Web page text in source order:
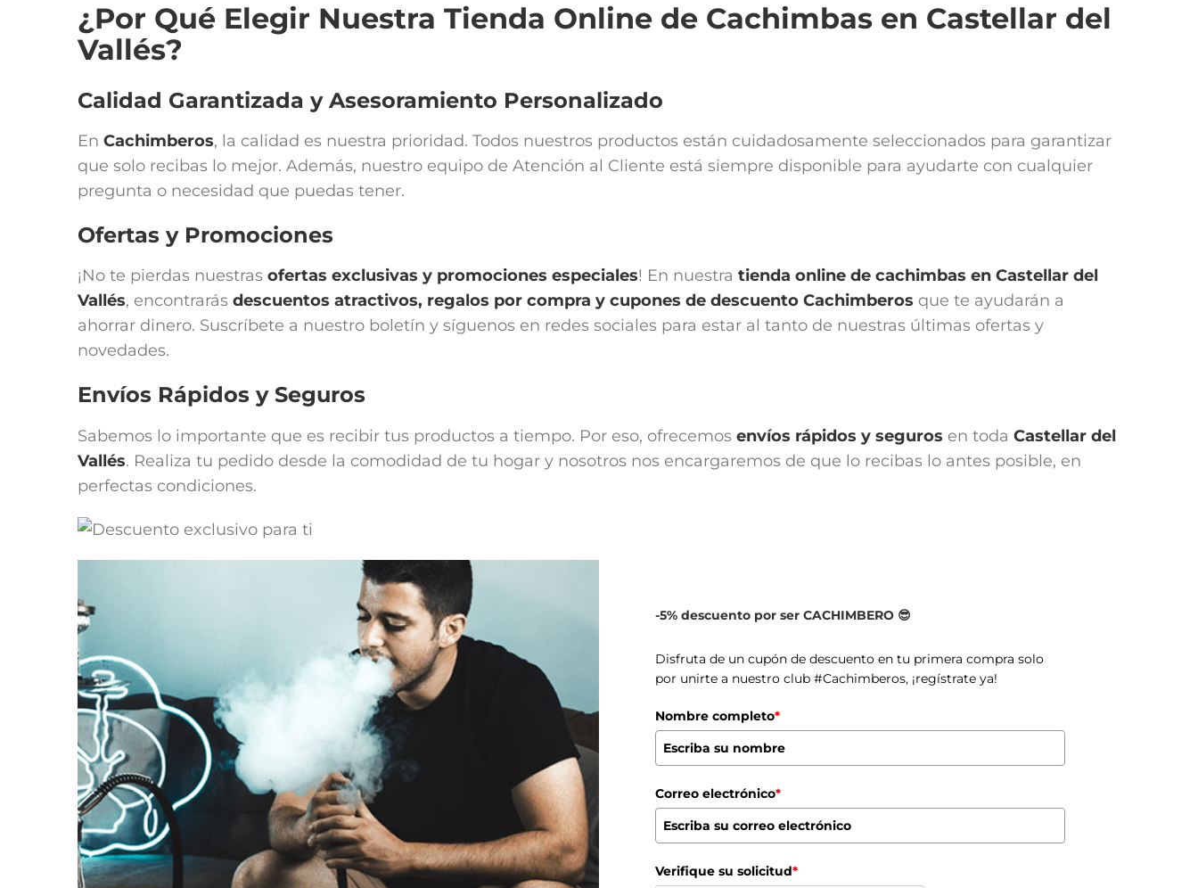
¿Por Qué Elegir Nuestra Tienda Online de Cachimbas en Castellar del
Vallés?
Calidad Garantizada y Asesoramiento Personalizado
En Cachimberos, la calidad es nuestra prioridad. Todos nuestros productos están cuidadosamente seleccionados para garantizar
que solo recibas lo mejor. Además, nuestro equipo de Atención al Cliente está siempre disponible para ayudarte con cualquier
pregunta o necesidad que puedas tener.
Ofertas y Promociones
¡No te pierdas nuestras ofertas exclusivas y promociones especiales! En nuestra tienda online de cachimbas en Castellar del
Vallés, encontrarás descuentos atractivos, regalos por compra y cupones de descuento Cachimberos que te ayudarán a
ahorrar dinero. Suscríbete a nuestro boletín y síguenos en redes sociales para estar al tanto de nuestras últimas ofertas y
novedades.
Envíos Rápidos y Seguros
Sabemos lo importante que es recibir tus productos a tiempo. Por eso, ofrecemos envíos rápidos y seguros en toda Castellar del
Vallés. Realiza tu pedido desde la comodidad de tu hogar y nosotros nos encargaremos de que lo recibas lo antes posible, en
perfectas condiciones.
-5% descuento por ser CACHIMBERO 😎
Disfruta de un cupón de descuento en tu primera compra solo
por unirte a nuestro club #Cachimberos, ¡regístrate ya!
Nombre completo*
Correo electrónico*
Verifique su solicitud*